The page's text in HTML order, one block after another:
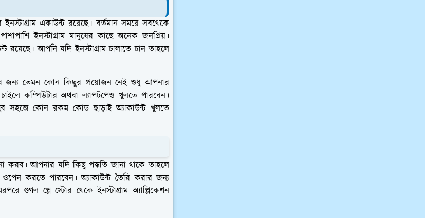
একাউন্ট রয়েছে। বর্তমান সময়ে সবথেকে
ইনস্টাগ্রাম মানুষের কাছে অনেক জনপ্রিয়।
রয়েছে। আপনি যদি ইনস্টাগ্রাম চালাতে চান তাহলে
জন্য তেমন কোন কিছুর প্রয়োজন নেই শুধু আপনার
কম্পিউটার অথবা ল্যাপটপেও খুলতে পারবেন।
সহজে কোন রকম কোড ছাড়াই অ্যাকাউন্ট খুলতে
করব। আপনার যদি কিছু পদ্ধতি জানা থাকে তাহলে
করতে পারবেন। অ্যাকাউন্ট তৈরি করার জন্য
গুগল প্লে স্টোর থেকে ইনস্টাগ্রাম অ্যাপ্লিকেশন